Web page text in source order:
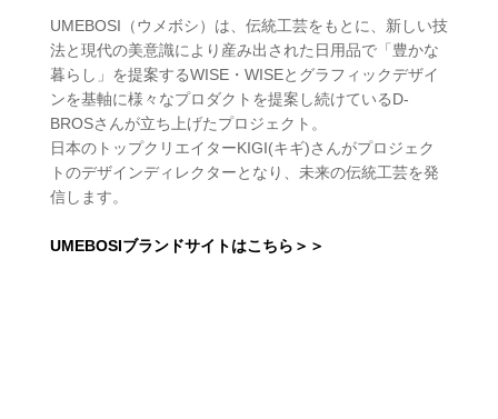
UMEBOSI（ウメボシ）は、伝統工芸をもとに、新しい技
法と現代の美意識により産み出された日用品で「豊かな
暮らし」を提案するWISE・WISEとグラフィックデザイ
ンを基軸に様々なプロダクトを提案し続けているD-
BROSさんが立ち上げたプロジェクト。
日本のトップクリエイターKIGI(キギ)さんがプロジェク
トのデザインディレクターとなり、未来の伝統工芸を発
信します。
UMEBOSIブランドサイトはこちら＞＞